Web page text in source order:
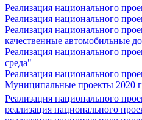
Реализация национального
Реализация национального
Реализация национального
качественные автомобильные
Реализация национального
среда"
Реализация национального
Муниципальные проекты 2020
Реализация национального
реализация национального